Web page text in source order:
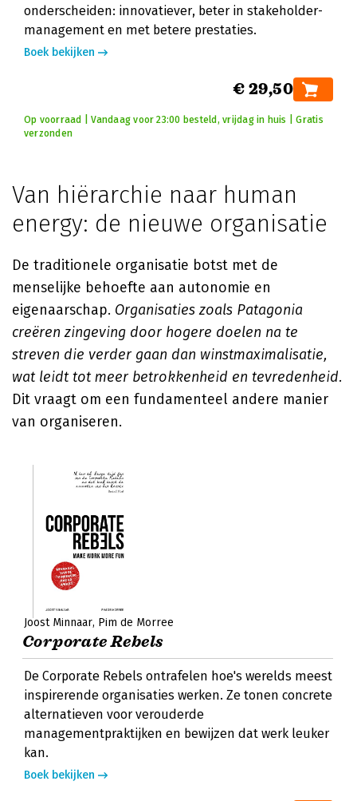
onderscheiden: innovatiever, beter in stakeholder-
management en met betere prestaties.
Boek bekijken
€ 29,50
Op voorraad | Vandaag voor 23:00 besteld, vrijdag in huis | Gratis
verzonden
Van hiërarchie naar human
energy: de nieuwe organisatie
De traditionele organisatie botst met de
menselijke behoefte aan autonomie en
eigenaarschap. Organisaties zoals Patagonia
creëren zingeving door hogere doelen na te
streven die verder gaan dan winstmaximalisatie,
wat leidt tot meer betrokkenheid en tevredenheid.
Dit vraagt om een fundamenteel andere manier
van organiseren.
Joost Minnaar Pim de Morree
Corporate Rebels
De Corporate Rebels ontrafelen hoe's werelds meest
inspirerende organisaties werken. Ze tonen concrete
alternatieven voor verouderde
managementpraktijken en bewijzen dat werk leuker
kan.
Boek bekijken